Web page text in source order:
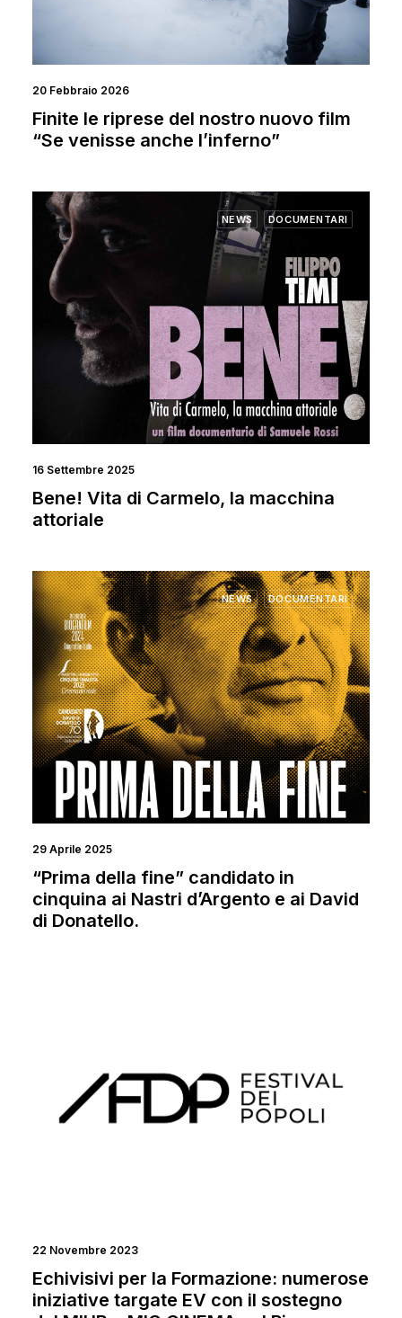
20 Febbraio 2026
Finite le riprese del nostro nuovo film
“Se venisse anche l’inferno”
NEWS DOCUMENTARI
16 Settembre 2025
Bene! Vita di Carmelo, la macchina
attoriale
NEWS DOCUMENTARI
29 Aprile 2025
“Prima della fine” candidato in
cinquina ai Nastri d’Argento e ai David
di Donatello.
22 Novembre 2023
Echivisivi per la Formazione: numerose
iniziative targate EV con il sostegno